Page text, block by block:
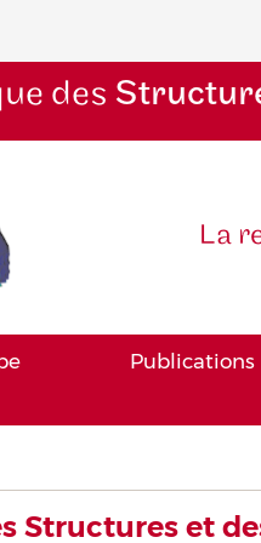
des
La
Publications
Structures et